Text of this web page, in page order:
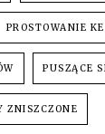
PROSTOWANIE
PUSZĄCE
ZNISZCZONE